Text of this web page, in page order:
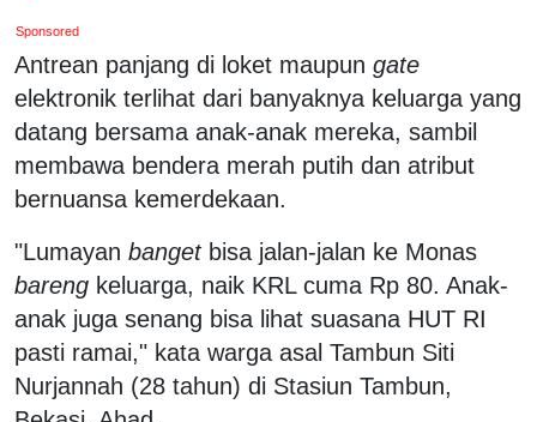
Sponsored
Antrean panjang di loket maupun gate
elektronik terlihat dari banyaknya keluarga yang
datang bersama anak-anak mereka, sambil
membawa bendera merah putih dan atribut
bernuansa kemerdekaan.
"Lumayan bangetbisa jalan-jalan ke Monas
bareng keluarga, naik KRL cuma Rp 80. Anak-
anak juga senang bisa lihat suasana HUT RI
pasti ramai," kata warga asal Tambun Siti
Nurjannah (28 tahun) di Stasiun Tambun,